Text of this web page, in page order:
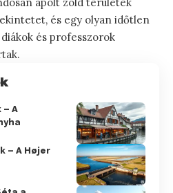
és egy olyan időtlen
és professzorok
– A
– A Højer